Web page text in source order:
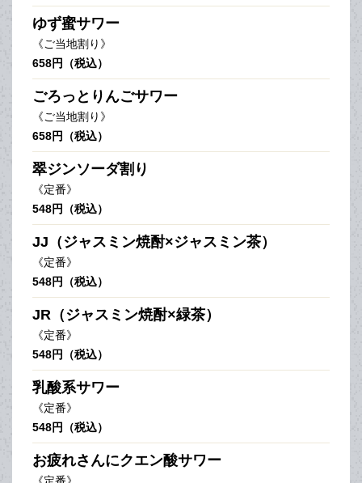
ゆず蜜サワー
《ご当地割り》
658円（税込）
ごろっとりんごサワー
《ご当地割り》
658円（税込）
翠ジンソーダ割り
《定番》
548円（税込）
JJ（ジャスミン焼酎×ジャスミン茶）
《定番》
548円（税込）
JR（ジャスミン焼酎×緑茶）
《定番》
548円（税込）
乳酸系サワー
《定番》
548円（税込）
お疲れさんにクエン酸サワー
《定番》